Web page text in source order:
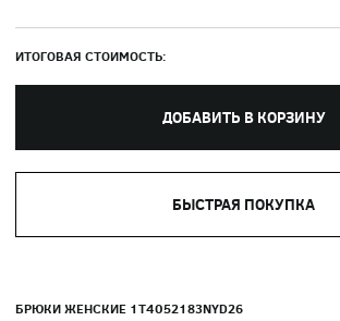
ИТОГОВАЯ СТОИМОСТЬ:
ДОБАВИТЬ В КОРЗИНУ
БЫСТРАЯ ПОКУПКА
БРЮКИ ЖЕНСКИЕ 1T4052183NYD26